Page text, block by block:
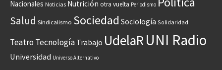
Nacionales Noticias Nutrición otra vuelta Periodismo
Salud Sindicalismo Sociedad Sociología Solidaridad
Teatro Tecnología Trabajo UdelaR UNI Radio
Universidad Universo Alternativo